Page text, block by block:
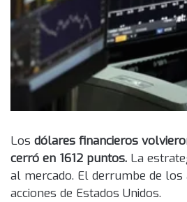
Los dólares financieros
cerró en 1612 puntos. La
al mercado. El derrumbe de
acciones de Estados Unidos.